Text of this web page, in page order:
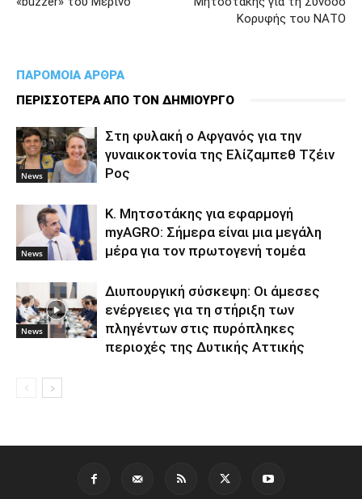
Κορυφής του ΝΑΤΟ
ΠΑΡΟΜΟΙΑ ΑΡΘΡΑ
ΠΕΡΙΣΣΟΤΕΡΑ ΑΠΟ ΤΟΝ ΔΗΜΙΟΥΡΓΟ
News
Στη φυλακή ο Aφγανός για την
γυναικοκτονία της Ελίζαμπεθ Τζέιν
Ρος
News
Κ. Μητσοτάκης για εφαρμογή
myAGRO: Σήμερα είναι μια μεγάλη
μέρα για τον πρωτογενή τομέα
News
Διυπουργική σύσκεψη: Οι άμεσες
ενέργειες για τη στήριξη των
πληγέντων στις πυρόπληκες
περιοχές της Δυτικής Αττικής